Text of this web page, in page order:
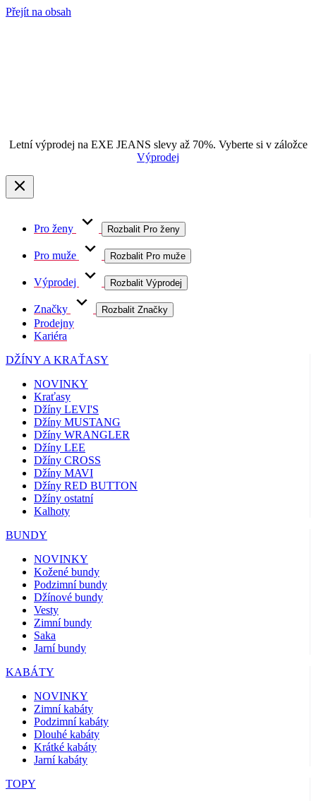
Přejít na obsah
Letní výprodej na EXE JEANS slevy až 70%. Vyberte si v záložce
Výprodej
Pro ženy Rozbalit Pro ženy
Pro muže Rozbalit Pro muže
Výprodej Rozbalit Výprodej
Značky Rozbalit Značky
Prodejny
Kariéra
DŽÍNY A KRAŤASY
NOVINKY
Kraťasy
Džíny LEVI'S
Džíny MUSTANG
Džíny WRANGLER
Džíny LEE
Džíny CROSS
Džíny MAVI
Džíny RED BUTTON
Džíny ostatní
Kalhoty
BUNDY
NOVINKY
Kožené bundy
Podzimní bundy
Džínové bundy
Vesty
Zimní bundy
Saka
Jarní bundy
KABÁTY
NOVINKY
Zimní kabáty
Podzimní kabáty
Dlouhé kabáty
Krátké kabáty
Jarní kabáty
TOPY